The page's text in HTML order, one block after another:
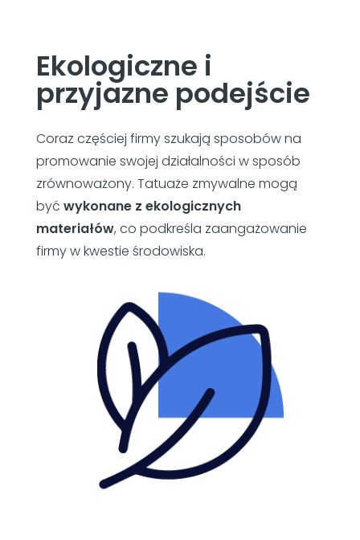
Ekologiczne i
przyjazne podejście
Coraz częściej firmy szukają sposobów na
promowanie swojej działalności w sposób
zrównoważony. Tatuaże zmywalne mogą
być wykonane z ekologicznych
materiałów, co podkreśla zaangażowanie
firmy w kwestie środowiska.